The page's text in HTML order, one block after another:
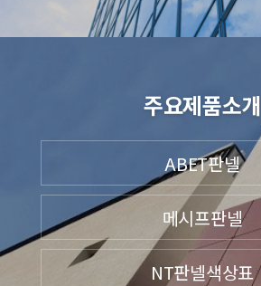
주요제품소개
ABET판넬
메시프판넬
NT판넬색상표